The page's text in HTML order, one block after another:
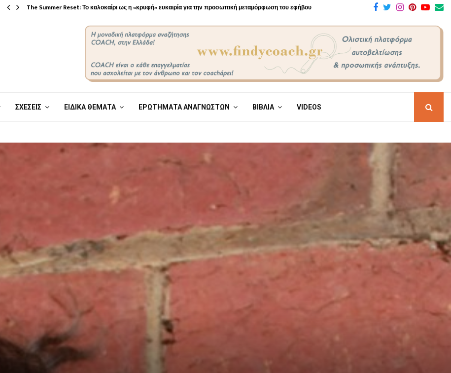
The Summer Reset: Το καλοκαίρι ως η «κρυφή» ευκαιρία για την προσωπική μεταμόρφωση του εφήβου Facebook
Twitter
Instagram
Pinterest
ΣΧΕΣΕΙΣ ΕΙΔΙΚΑ ΘΕΜΑΤΑ ΕΡΩΤΗΜΑΤΑ ΑΝΑΓΝΩΣΤΩΝ ΒΙΒΛΙΑ VIDEOS